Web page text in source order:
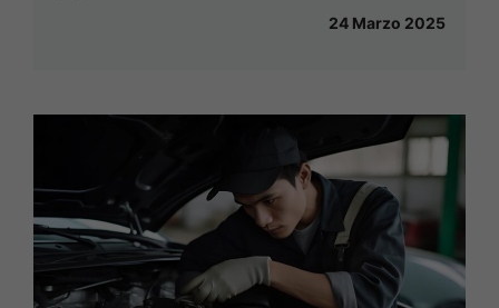
24 Marzo 2025